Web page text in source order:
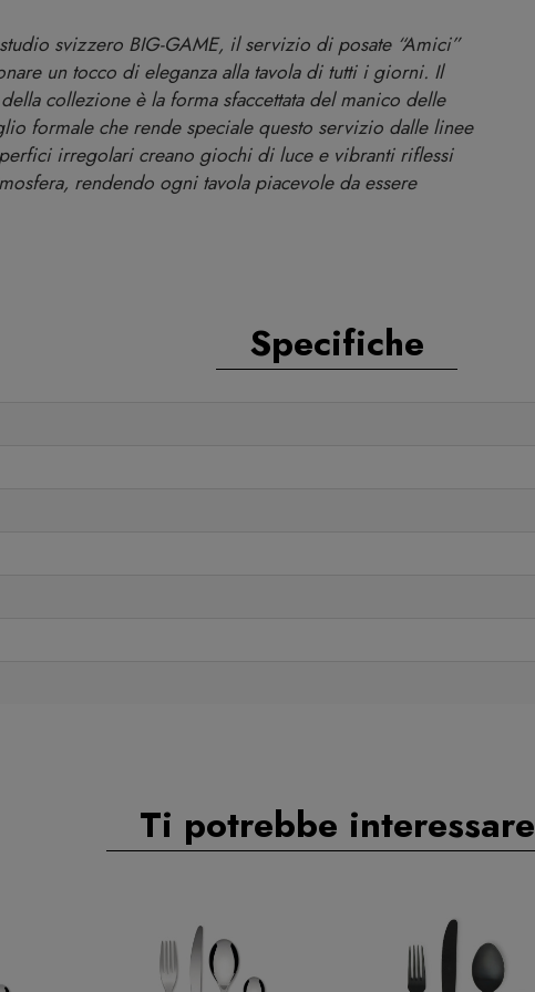
svizzero BIG-GAME, il servizio di posate “Amici”
un tocco di eleganza alla tavola di tutti i giorni. Il
collezione è la forma sfaccettata del manico delle
formale che rende speciale questo servizio dalle linee
irregolari creano giochi di luce e vibranti riflessi
rendendo ogni tavola piacevole da essere
Specifiche
Ti potrebbe interessare